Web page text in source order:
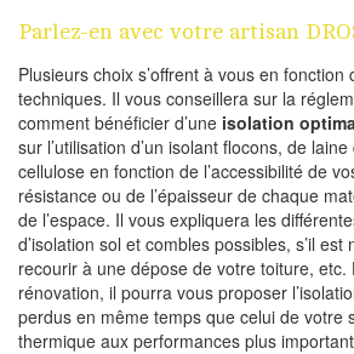
Parlez-en avec votre artisan
Plusieurs choix s’offrent à vous en
techniques. Il vous conseillera sur la
comment bénéficier d’une isolation
sur l’utilisation d’un isolant flocons, de
cellulose en fonction de l’accessibilité de
résistance ou de l’épaisseur de chaque
de l’espace. Il vous expliquera les
d’isolation sol et combles possibles, s’il
recourir à une dépose de votre toiture, etc.
rénovation, il pourra vous proposer
perdus en même temps que celui de votre
thermique aux performances plus